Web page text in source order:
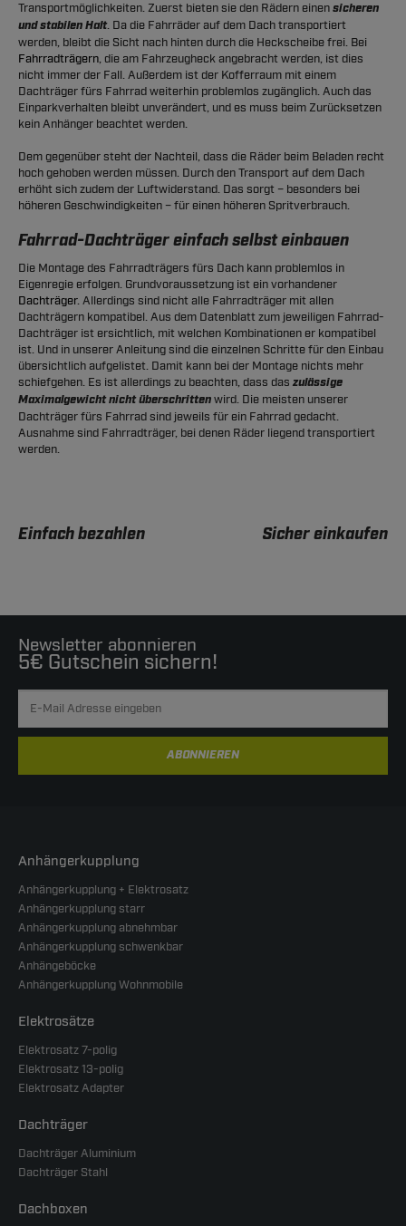
Transportmöglichkeiten. Zuerst bieten sie den Rädern einensicheren
und stabilen Halt. Da die Fahrräder auf dem Dach transportiert
werden, bleibt die Sicht nach hinten durch die Heckscheibe frei. Bei
Fahrradträgern, die am Fahrzeugheck angebracht werden, ist dies
nicht immer der Fall. Außerdem ist der Kofferraum mit einem
Dachträger fürs Fahrrad weiterhin problemlos zugänglich. Auch das
Einparkverhalten bleibt unverändert, und es muss beim Zurücksetzen
kein Anhänger beachtet werden.
Dem gegenüber steht der Nachteil, dass die Räder beim Beladen recht
hoch gehoben werden müssen. Durch den Transport auf dem Dach
erhöht sich zudem der Luftwiderstand. Das sorgt – besonders bei
höheren Geschwindigkeiten – für einen höheren Spritverbrauch.
Fahrrad-Dachträger einfach selbst einbauen
Die Montage des Fahrradträgers fürs Dach kann problemlos in
Eigenregie erfolgen. Grundvoraussetzung ist ein vorhandener
Dachträger. Allerdings sind nicht alle Fahrradträger mit allen
Dachträgern kompatibel. Aus dem Datenblatt zum jeweiligen Fahrrad-
Dachträger ist ersichtlich, mit welchen Kombinationen er kompatibel
ist. Und in unserer Anleitung sind die einzelnen Schritte für den Einbau
übersichtlich aufgelistet. Damit kann bei der Montage nichts mehr
schiefgehen. Es ist allerdings zu beachten, dass das zulässige
Maximalgewicht nicht überschrittenwird. Die meisten unserer
Dachträger fürs Fahrrad sind jeweils für ein Fahrrad gedacht.
Ausnahme sind Fahrradträger, bei denen Räder liegend transportiert
werden.
Einfach bezahlen Sicher einkaufen
Newsletter abonnieren
5€ Gutschein sichern!
ABONNIEREN
Anhängerkupplung
Anhängerkupplung + Elektrosatz
Anhängerkupplung starr
Anhängerkupplung abnehmbar
Anhängerkupplung schwenkbar
Anhängeböcke
Anhängerkupplung Wohnmobile
Elektrosätze
Elektrosatz 7-polig
Elektrosatz 13-polig
Elektrosatz Adapter
Dachträger
Dachträger Aluminium
Dachträger Stahl
Dachboxen